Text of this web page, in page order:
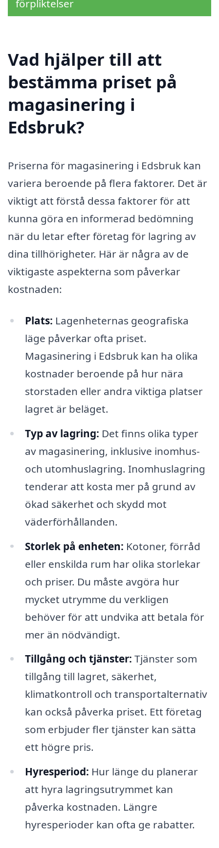
förpliktelser
Vad hjälper till att
bestämma priset på
magasinering i
Edsbruk?
Priserna för magasinering i Edsbruk kan
variera beroende på flera faktorer. Det är
viktigt att förstå dessa faktorer för att
kunna göra en informerad bedömning
när du letar efter företag för lagring av
dina tillhörigheter. Här är några av de
viktigaste aspekterna som påverkar
kostnaden:
Plats: Lagenheternas geografiska
läge påverkar ofta priset.
Magasinering i Edsbruk kan ha olika
kostnader beroende på hur nära
storstaden eller andra viktiga platser
lagret är beläget.
Typ av lagring: Det finns olika typer
av magasinering, inklusive inomhus-
och utomhuslagring. Inomhuslagring
tenderar att kosta mer på grund av
ökad säkerhet och skydd mot
väderförhållanden.
Storlek på enheten: Kotoner, förråd
eller enskilda rum har olika storlekar
och priser. Du måste avgöra hur
mycket utrymme du verkligen
behöver för att undvika att betala för
mer än nödvändigt.
Tillgång och tjänster: Tjänster som
tillgång till lagret, säkerhet,
klimatkontroll och transportalternativ
kan också påverka priset. Ett företag
som erbjuder fler tjänster kan sätta
ett högre pris.
Hyresperiod: Hur länge du planerar
att hyra lagringsutrymmet kan
påverka kostnaden. Längre
hyresperioder kan ofta ge rabatter.